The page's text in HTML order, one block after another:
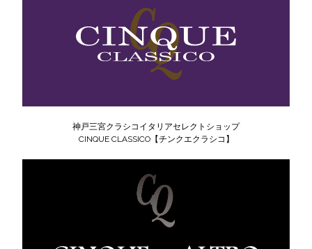
神戸三宮クラシコイタリアセレクトショップ
CINQUE CLASSICO【チンクエクラシコ】